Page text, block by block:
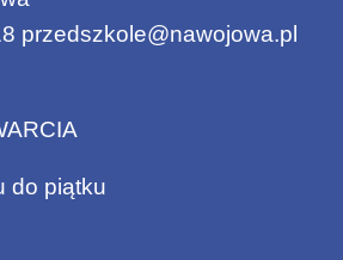
przedszkole@nawojowa.pl
do piątku